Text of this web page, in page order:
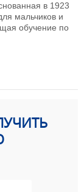
в 1923
мальчиков и
обучение по